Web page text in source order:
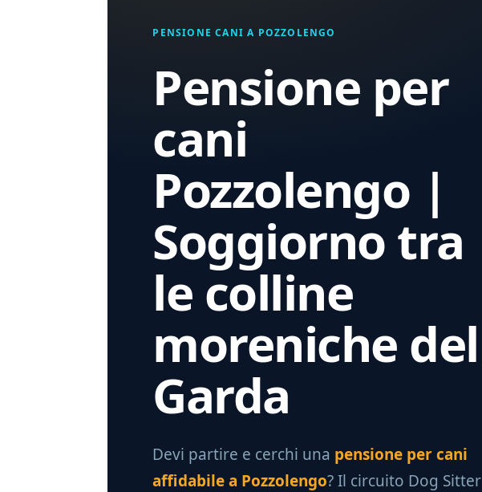
PENSIONE CANI A POZZOLENGO
Pensione per
cani
Pozzolengo |
Soggiorno tra
le colline
moreniche del
Garda
Devi partire e cerchi una pensione per cani
affidabile a Pozzolengo? Il circuito Dog Sitter